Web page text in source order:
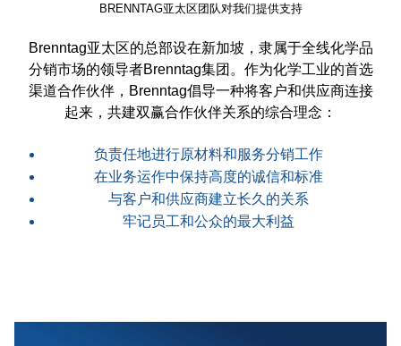
BRENNTAG亚太区团队对我们提供支持
Brenntag亚太区的总部设在新加坡，隶属于全线化学品
分销市场的领导者Brenntag集团。作为化学工业的首选
渠道合作伙伴，Brenntag倡导一种将客户和供应商连接
起来，共建双赢合作伙伴关系的综合理念：
负责任地进行原材料和服务分销工作
在业务运作中保持高度的诚信和标准
与客户和供应商建立长久的关系
牢记员工和公众的最大利益